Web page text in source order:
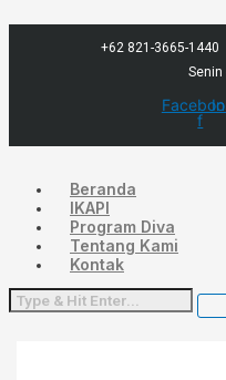
ke
+62 821-3665-1440
Senin
f
Beranda
IKAPI
Program Diva
Tentang Kami
Kontak